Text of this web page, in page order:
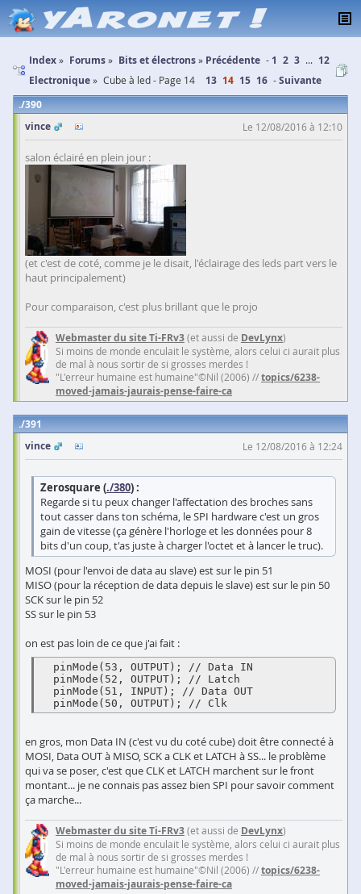
Index Forums
Bits et électrons
Electronique
Cube à led - Page 14
Précédente 1 2 3 ... 12
13 14 15 16
Suivante
390
vince
Le 12/08/2016 à 12:10
salon éclairé en plein jour :
(et c'est de coté, comme je le disait, l'éclairage des leds part vers le
haut principalement)
Pour comparaison, c'est plus brillant que le projo
Webmaster du site Ti-FRv3(et aussi de DevLynx)
Si moins de monde enculait le système, alors celui ci aurait plus
de mal à nous sortir de si grosses merdes !
"L'erreur humaine est humaine"©Nil (2006) //topics/6238-
moved-jamais-jaurais-pense-faire-ca
391
vince
Le 12/08/2016 à 12:24
Zerosquare (./380) :
Regarde si tu peux changer l'affectation des broches sans
tout casser dans ton schéma, le SPI hardware c'est un gros
gain de vitesse (ça génère l'horloge et les données pour 8
bits d'un coup, t'as juste à charger l'octet et à lancer le truc).
MOSI (pour l'envoi de data au slave) est sur le pin 51
MISO (pour la réception de data depuis le slave) est sur le pin 50
SCK sur le pin 52
SS sur le pin 53
on est pas loin de ce que j'ai fait :
  pinMode(50, OUTPUT); // Clk
en gros, mon Data IN (c'est vu du coté cube) doit être connecté à
MOSI, Data OUT à MISO, SCK a CLK et LATCH à SS... le problème
qui va se poser, c'est que CLK et LATCH marchent sur le front
montant... je ne connais pas assez bien SPI pour savoir comment
ça marche...
Webmaster du site Ti-FRv3(et aussi de DevLynx)
Si moins de monde enculait le système, alors celui ci aurait plus
de mal à nous sortir de si grosses merdes !
"L'erreur humaine est humaine"©Nil (2006) //topics/6238-
moved-jamais-jaurais-pense-faire-ca